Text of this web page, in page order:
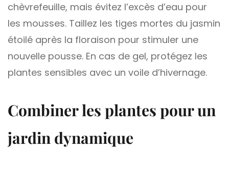
chèvrefeuille, mais évitez l’excès d’eau pour
les mousses. Taillez les tiges mortes du jasmin
étoilé après la floraison pour stimuler une
nouvelle pousse. En cas de gel, protégez les
plantes sensibles avec un voile d’hivernage.
Combiner les plantes pour un
jardin dynamique